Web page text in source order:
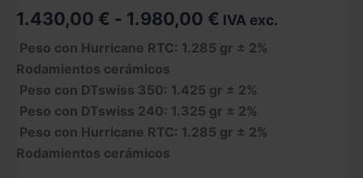
1.430,00 € - 1.980,00 € Rango
de
desde
1.430,00 €
IVA exc.
Peso con Hurricane RTC: 1.285 gr ± 2%
Rodamientos cerámicos
Peso con DTswiss 350: 1.425 gr ± 2%
Peso con DTswiss 240: 1.325 gr ± 2%
Peso con Hurricane RTC: 1.285 gr ± 2%
Rodamientos cerámicos